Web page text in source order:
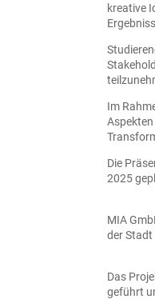
kreative
Im
Die
2025
MIA
der
Das
geführt